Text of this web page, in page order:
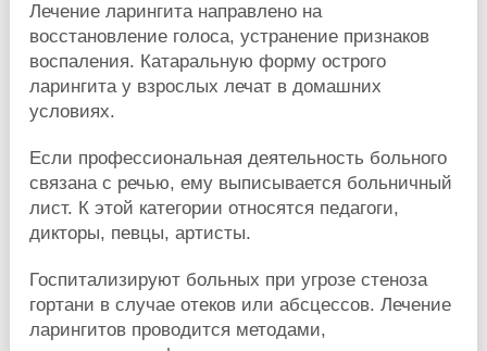
Лечение ларингита направлено на
восстановление голоса, устранение признаков
воспаления. Катаральную форму острого
ларингита у взрослых лечат в домашних
условиях.
Если профессиональная деятельность больного
связана с речью, ему выписывается больничный
лист. К этой категории относятся педагоги,
дикторы, певцы, артисты.
Госпитализируют больных при угрозе стеноза
гортани в случае отеков или абсцессов. Лечение
ларингитов проводится методами,